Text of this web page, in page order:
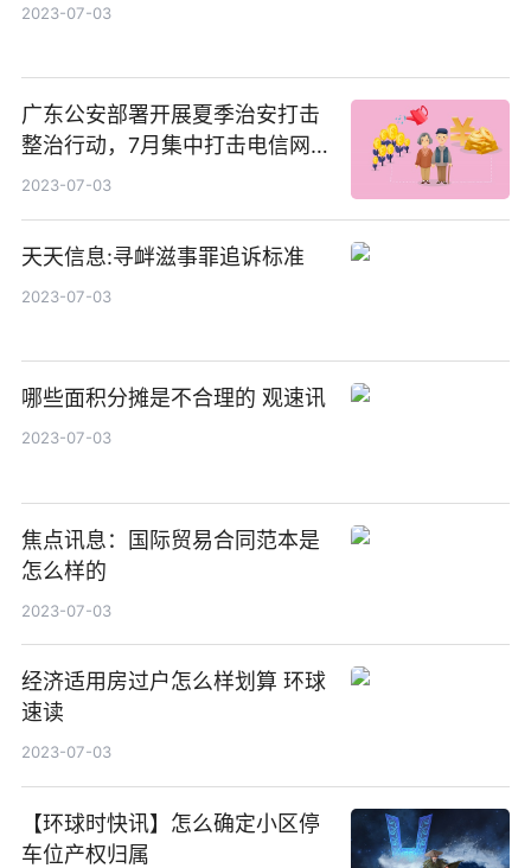
2023-07-03
广东公安部署开展夏季治安打击
整治行动，7月集中打击电信网
络诈骗等违法行为 天天观察
2023-07-03
天天信息:寻衅滋事罪追诉标准
2023-07-03
哪些面积分摊是不合理的 观速讯
2023-07-03
焦点讯息：国际贸易合同范本是
怎么样的
2023-07-03
经济适用房过户怎么样划算 环球
速读
2023-07-03
【环球时快讯】怎么确定小区停
车位产权归属